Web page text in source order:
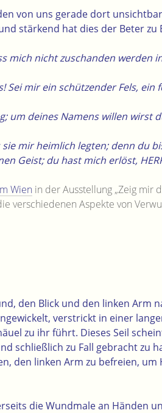
von uns gerade dort
stärkend hat dies der Beter zu
mich nicht zuschanden werden
mir ein schützender Fels, ein
um deines Namens willen wirst
mir heimlich legten; denn du
Geist; du hast mich erlöst,
Wien in der Ausstellung „Zeig mir
verschiedenen Aspekte von
den Blick und den linken Arm
verstrickt in einer
zu ihr führt. Dieses Seil
schließlich zu Fall gebracht zu
den linken Arm zu befreien, um
die Wundmale an Händen